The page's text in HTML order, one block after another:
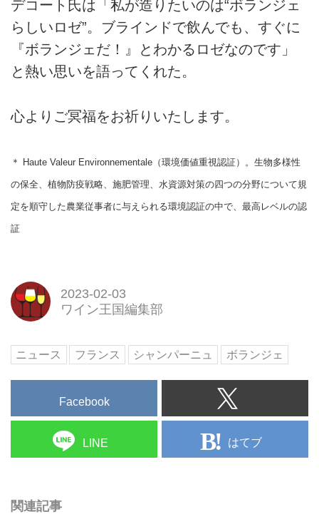
デコート氏は「私が造りたいのは“ボランジェ
らしいロゼ”。ブラインドで飲んでも、すぐに
『ボランジェだ！』とわかるロゼなのです」
と熱い思いを語ってくれた。
心よりご冥福をお祈りいたします。
＊ Haute Valeur Environnementale（環境価値重視認証）。生物多様性
の保全、植物防疫戦略、施肥管理、水資源対策の四つの分野について規
定を順守した農業従事者に与えられる環境認証の中で、最高レベルの認
証
2023-02-03
ワイン王国編集部
ニュース フランス シャンパーニュ ボランジェ
Facebook
LINE はてブ
関連記事